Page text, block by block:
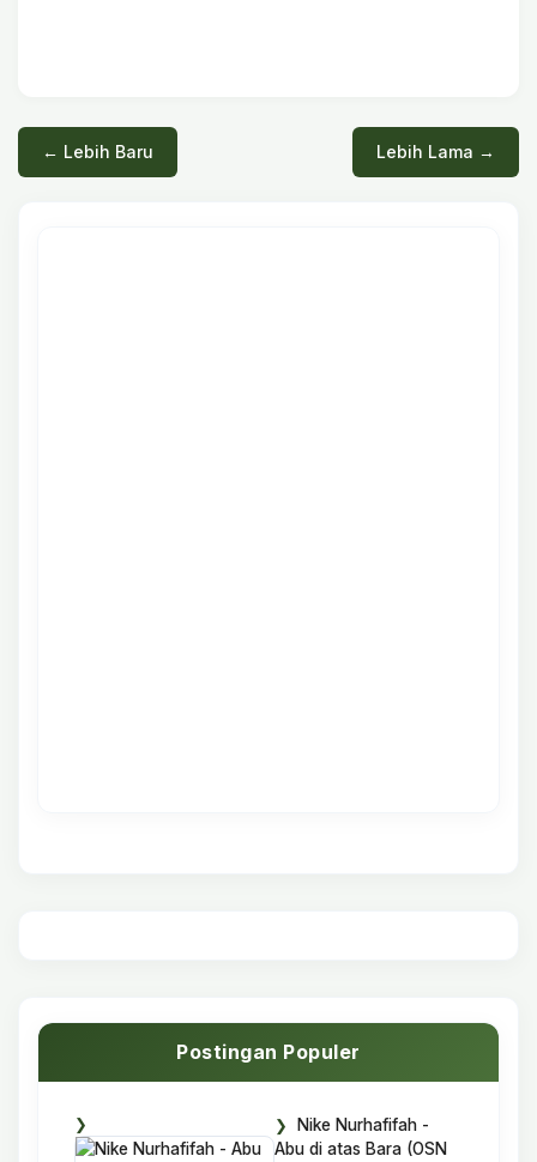
← Lebih Baru Lebih Lama →
Postingan Populer
Nike Nurhafifah -
Abu di atas Bara (OSN